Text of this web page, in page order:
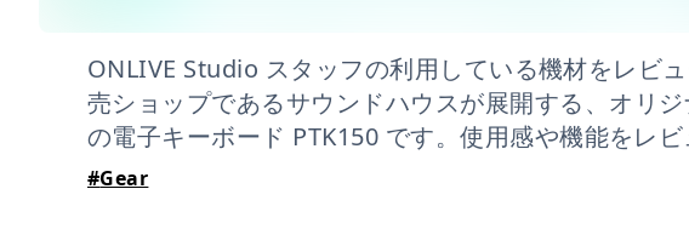
ONLIVE Studio スタッフの利用している機材をレビ
売ショップであるサウンドハウスが展開する、オリジ
の電子キーボード PTK150 です。使用感や機能をレビ
#Gear